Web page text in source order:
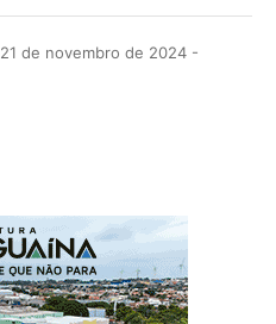
21 de novembro de 2024 -